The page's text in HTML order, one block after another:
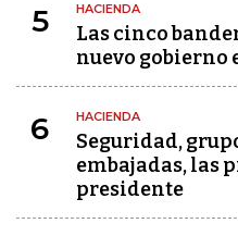
5 HACIENDA
Las cinco
nuevo gobierno
6 HACIENDA
Seguridad,
embajadas, las
presidente